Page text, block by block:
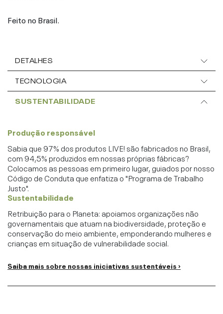
Feito no Brasil.
DETALHES
TECNOLOGIA
SUSTENTABILIDADE
Produção responsável
Sabia que 97% dos produtos LIVE! são fabricados no Brasil,
com 94,5% produzidos em nossas próprias fábricas?
Colocamos as pessoas em primeiro lugar, guiados por nosso
Código de Conduta que enfatiza o "Programa de Trabalho
Justo".
Sustentabilidade
Retribuição para o Planeta: apoiamos organizações não
governamentais que atuam na biodiversidade, proteção e
conservação do meio ambiente, emponderando mulheres e
crianças em situação de vulnerabilidade social.
Saiba mais sobre nossas iniciativas sustentáveis ›